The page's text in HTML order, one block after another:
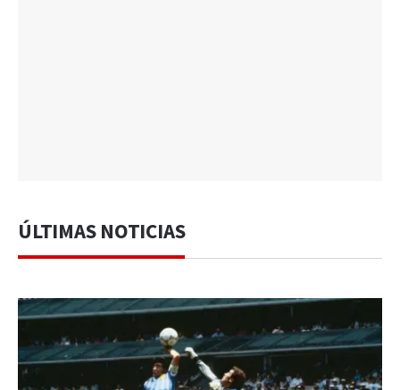
ÚLTIMAS NOTICIAS